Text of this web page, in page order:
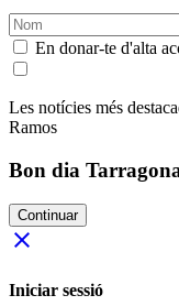
En donar-te d'alta
Les notícies més
Ramos
Bon dia
Continuar
close
Iniciar sessió